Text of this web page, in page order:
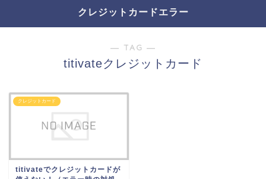
クレジットカードエラー
― TAG ―
titivateクレジットカード
クレジットカード
titivateでクレジットカードが